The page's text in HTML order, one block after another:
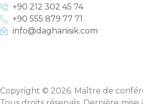
+90 212 302 45 74
+90 555 879 77 71
info@daghanisik.com
Copyright © 2026. Maître de